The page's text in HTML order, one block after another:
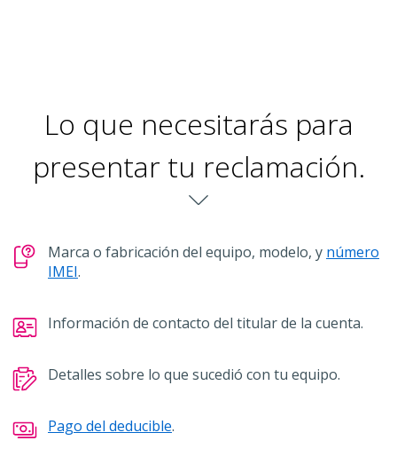
Lo que necesitarás para
presentar tu reclamación.
chevron-down
Marca o fabricación del equipo, modelo, y número
IMEI.
Información de contacto del titular de la cuenta.
Detalles sobre lo que sucedió con tu equipo.
Pago del deducible.